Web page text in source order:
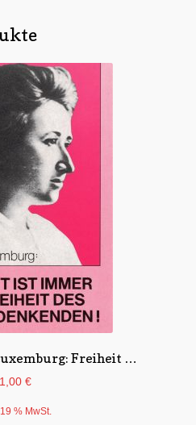
Freiheit …
1,00 €
% MwSt.